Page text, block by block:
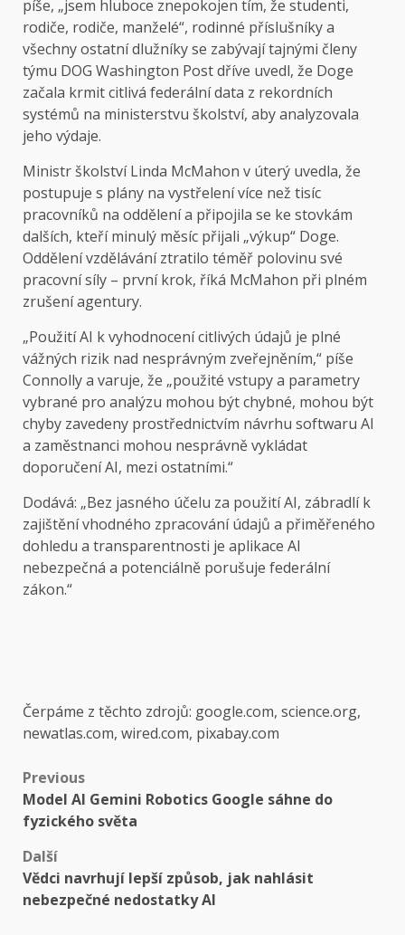
píše, „jsem hluboce znepokojen tím, že studenti,
rodiče, rodiče, manželé“, rodinné příslušníky a
všechny ostatní dlužníky se zabývají tajnými členy
týmu DOG Washington Post dříve uvedl, že Doge
začala krmit citlivá federální data z rekordních
systémů na ministerstvu školství, aby analyzovala
jeho výdaje.
Ministr školství Linda McMahon v úterý uvedla, že
postupuje s plány na vystřelení více než tisíc
pracovníků na oddělení a připojila se ke stovkám
dalších, kteří minulý měsíc přijali „výkup“ Doge.
Oddělení vzdělávání ztratilo téměř polovinu své
pracovní síly – první krok, říká McMahon při plném
zrušení agentury.
„Použití AI k vyhodnocení citlivých údajů je plné
vážných rizik nad nesprávným zveřejněním,“ píše
Connolly a varuje, že „použité vstupy a parametry
vybrané pro analýzu mohou být chybné, mohou být
chyby zavedeny prostřednictvím návrhu softwaru AI
a zaměstnanci mohou nesprávně vykládat
doporučení AI, mezi ostatními.“
Dodává: „Bez jasného účelu za použití AI, zábradlí k
zajištění vhodného zpracování údajů a přiměřeného
dohledu a transparentnosti je aplikace AI
nebezpečná a potenciálně porušuje federální
zákon.“
Čerpáme z těchto zdrojů: google.com, science.org,
newatlas.com, wired.com, pixabay.com
Post
navigation
Previous
Model AI Gemini Robotics Google sáhne do
fyzického světa
Další
Vědci navrhují lepší způsob, jak nahlásit
nebezpečné nedostatky AI